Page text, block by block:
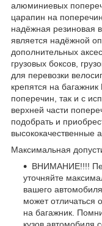
алюминиевых
царапин на
надёжная резиновая
является надёжной
дополнительных
грузовых боксов,
для перевозки
крепятся на
поперечин, так и с
верхней части
подобрать и
высококачественные
Максимальная
ВНИМАНИЕ!!!!
уточняйте
вашего
может отличаться
на багажник.